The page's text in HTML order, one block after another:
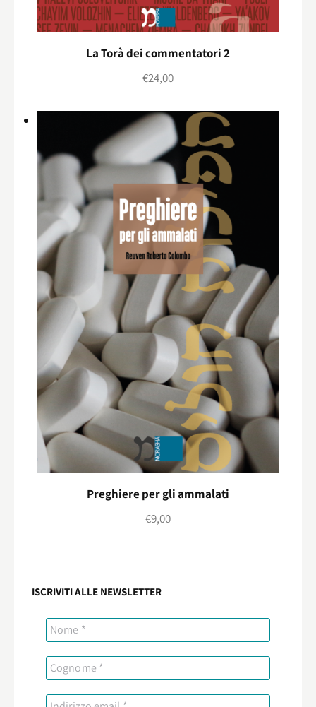
La Torà dei commentatori 2
€24,00
Preghiere per gli ammalati
€9,00
ISCRIVITI ALLE NEWSLETTER